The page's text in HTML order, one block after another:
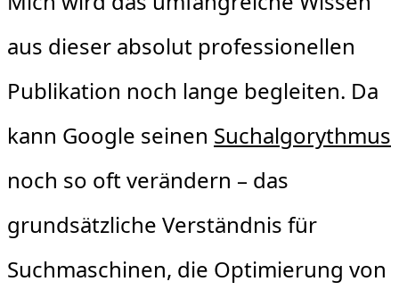
aus dieser absolut professionellen
Publikation noch lange begleiten. Da
kann Google seinen Suchalgorythmus
noch so oft verändern – das
grundsätzliche Verständnis für
Suchmaschinen, die Optimierung von